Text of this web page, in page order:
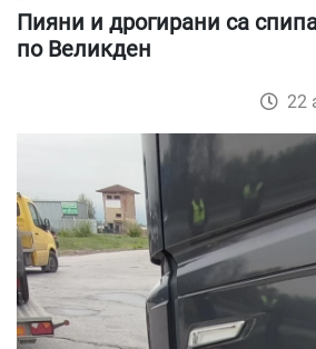
Пияни и дрогирани са
по Великден
22